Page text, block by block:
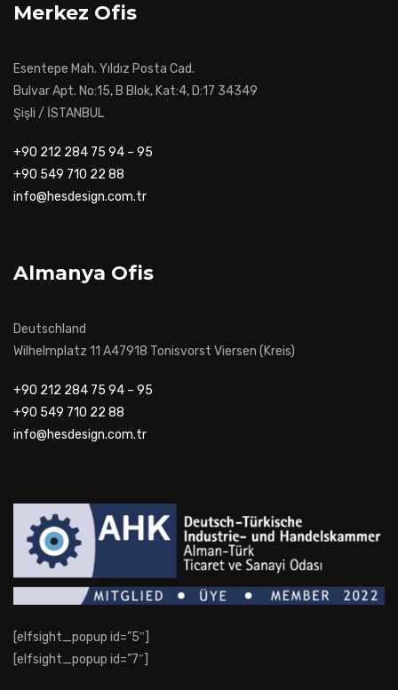
Merkez Ofis
Esentepe Mah. Yıldız Posta Cad.
Bulvar Apt. No:15, B Blok, Kat:4, D:17 34349
Şişli / İSTANBUL
+90 212 284 75 94 – 95
+90 549 710 22 88
info@hesdesign.com.tr
Almanya Ofis
Deutschland
Wilhelmplatz 11 A47918 Tonisvorst Viersen (Kreis)
+90 212 284 75 94 – 95
+90 549 710 22 88
info@hesdesign.com.tr
[elfsight_popup id=”5″]
[elfsight_popup id=”7″]